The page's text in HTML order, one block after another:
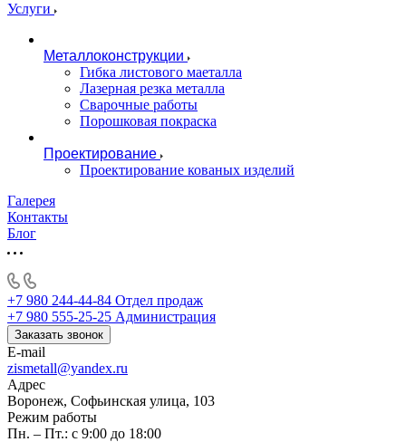
Услуги
Металлоконструкции
Гибка листового маеталла
Лазерная резка металла
Сварочные работы
Порошковая покраска
Проектирование
Проектирование кованых изделий
Галерея
Контакты
Блог
+7 980 244-44-84 Отдел продаж
+7 980 555-25-25 Администрация
Заказать звонок
E-mail
zismetall@yandex.ru
Адрес
Воронеж, Софьинская улица, 103
Режим работы
Пн. – Пт.: с 9:00 до 18:00